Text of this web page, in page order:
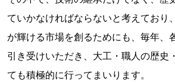
ていかなければならないと考えており
が輝ける市場を創るためにも、毎年、
引き受けいただき、大工・職人の歴史
ても積極的に行ってまいります。